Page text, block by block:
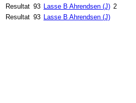
Resultat 93 Lasse B Ahrendsen (J) 2
Resultat 93 Lasse B Ahrendsen (J)